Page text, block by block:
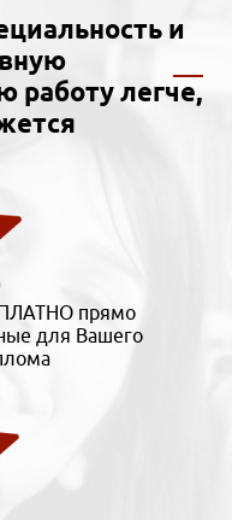
и
работу легче,
прямо
для Вашего